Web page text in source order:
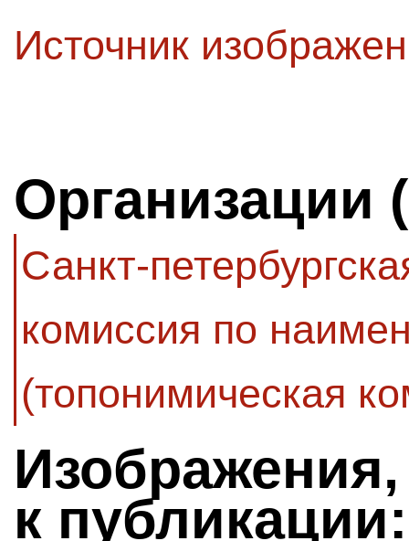
Источник
Организации
Санкт-
комиссия по
(топонимическая
к публикации: